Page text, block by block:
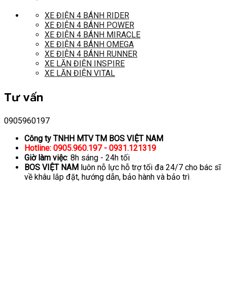
XE ĐIỆN 4 BÁNH RIDER
XE ĐIỆN 4 BÁNH POWER
XE ĐIỆN 4 BÁNH MIRACLE
XE ĐIỆN 4 BÁNH OMEGA
XE ĐIỆN 4 BÁNH RUNNER
XE LĂN ĐIỆN INSPIRE
XE LĂN ĐIỆN VITAL
Tư vấn
0905960197
Công ty TNHH MTV TM BOS VIỆT NAM
Hotline: 0905.960.197 - 0931.121319
Giờ làm việc: 8h sáng - 24h tối
BOS VIỆT NAM luôn nỗ lực hỗ trợ tối đa 24/7 cho bác sĩ
về khâu lắp đặt, hướng dẫn, bảo hành và bảo trì